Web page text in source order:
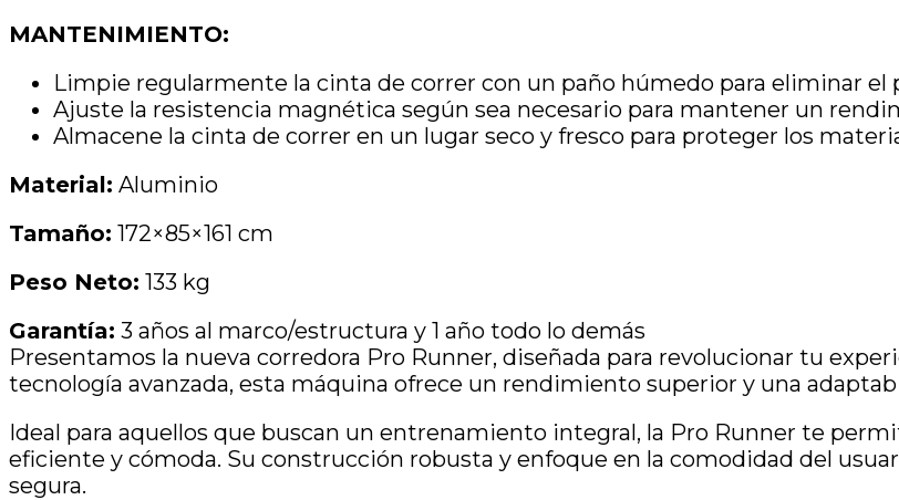
MANTENIMIENTO:
Limpie regularmente la cinta de correr con un paño húmedo para eliminar el
Ajuste la resistencia magnética según sea necesario para mantener un
Almacene la cinta de correr en un lugar seco y fresco para proteger los
Material: Aluminio
Tamaño: 172×85×161 cm
Peso Neto: 133 kg
Garantía: 3 años al marco/estructura y 1 año todo lo demás
Presentamos la nueva corredora Pro Runner, diseñada para revolucionar tu
tecnología avanzada, esta máquina ofrece un rendimiento superior y una
Ideal para aquellos que buscan un entrenamiento integral, la Pro Runner te
eficiente y cómoda. Su construcción robusta y enfoque en la comodidad del
segura.